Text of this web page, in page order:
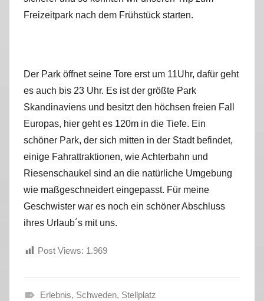
Freizeitpark nach dem Frühstück starten.
Der Park öffnet seine Tore erst um 11Uhr, dafür geht
es auch bis 23 Uhr. Es ist der größte Park
Skandinaviens und besitzt den höchsen freien Fall
Europas, hier geht es 120m in die Tiefe. Ein
schöner Park, der sich mitten in der Stadt befindet,
einige Fahrattraktionen, wie Achterbahn und
Riesenschaukel sind an die natürliche Umgebung
wie maßgeschneidert eingepasst. Für meine
Geschwister war es noch ein schöner Abschluss
ihres Urlaub´s mit uns.
Post Views: 1.969
Erlebnis, Schweden, Stellplatz